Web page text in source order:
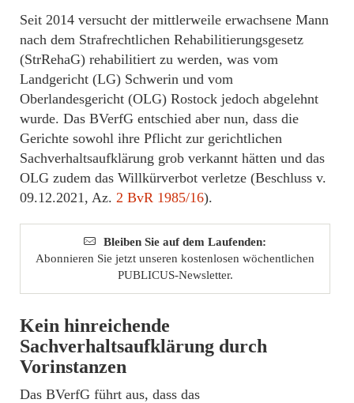
Seit 2014 versucht der mittlerweile erwachsene Mann
nach dem Strafrechtlichen Rehabilitierungsgesetz
(StrRehaG) rehabilitiert zu werden, was vom
Landgericht (LG) Schwerin und vom
Oberlandesgericht (OLG) Rostock jedoch abgelehnt
wurde. Das BVerfG entschied aber nun, dass die
Gerichte sowohl ihre Pflicht zur gerichtlichen
Sachverhaltsaufklärung grob verkannt hätten und das
OLG zudem das Willkürverbot verletze (Beschluss v.
09.12.2021, Az. 2 BvR 1985/16).
Bleiben Sie auf dem Laufenden:
Abonnieren Sie jetzt unseren kostenlosen wöchentlichen
PUBLICUS-Newsletter.
Kein hinreichende
Sachverhaltsaufklärung durch
Vorinstanzen
Das BVerfG führt aus, dass das